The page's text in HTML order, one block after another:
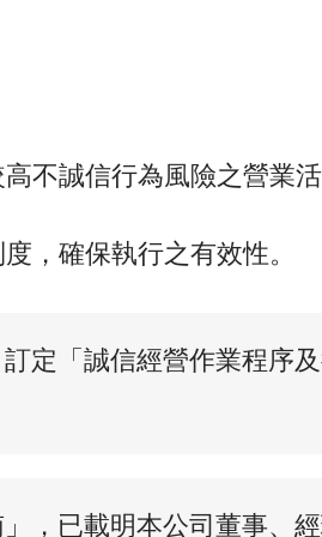
不誠信行為風險之營業
，確保執行之有效性。
定「誠信經營作業程序
，已載明本公司董事、